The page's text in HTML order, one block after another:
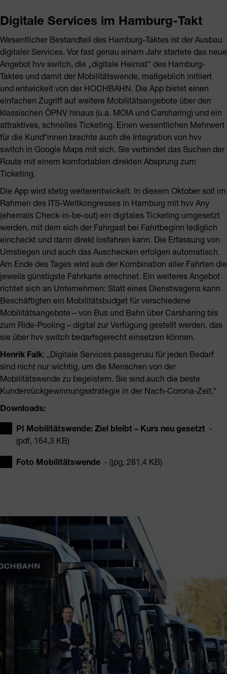
Digitale Services im Hamburg-Takt
Wesentlicher Bestandteil des Hamburg-Taktes ist der Ausbau
digitaler Services. Vor fast genau einem Jahr startete das neue
Angebot hvv switch, die „digitale Heimat“ des Hamburg-
Taktes und damit der Mobilitätswende, maßgeblich initiiert
und entwickelt von der HOCHBAHN. Die App bietet einen
einfachen Zugriff auf weitere Mobilitätsangebote über den
klassischen ÖPNV hinaus (u.a. MOIA und Carsharing) und ein
attraktives, schnelles Ticketing. Einen wesentlichen Mehrwert
für die Kund*innen brachte auch die Integration von hvv
switch in Google Maps mit sich. Sie verbindet das Suchen der
Route mit einem komfortablen direkten Absprung zum
Ticketing.
Die App wird stetig weiterentwickelt. In diesem Oktober soll im
Rahmen des ITS-Weltkongresses in Hamburg mit hvv Any
(ehemals Check-in-be-out) ein digitales Ticketing umgesetzt
werden, mit dem sich der Fahrgast bei Fahrtbeginn lediglich
eincheckt und dann direkt losfahren kann. Die Erfassung von
Umstiegen und auch das Auschecken erfolgen automatisch.
Am Ende des Tages wird aus der Kombination aller Fahrten die
jeweils günstigste Fahrkarte errechnet. Ein weiteres Angebot
richtet sich an Unternehmen: Statt eines Dienstwagens kann
Beschäftigten ein Mobilitätsbudget für verschiedene
Mobilitätsangebote – von Bus und Bahn über Carsharing bis
zum Ride-Pooling – digital zur Verfügung gestellt werden, das
sie über hvv switch bedarfsgerecht einsetzen können.
Henrik Falk: „Digitale Services passgenau für jeden Bedarf
sind nicht nur wichtig, um die Menschen von der
Mobilitätswende zu begeistern. Sie sind auch die beste
Kundenrückgewinnungsstrategie in der Nach-Corona-Zeit.“
Downloads:
PI Mobilitätswende: Ziel bleibt – Kurs neu gesetzt -
(pdf, 164,3 KB)
Foto Mobilitätswende - (jpg, 281,4 KB)